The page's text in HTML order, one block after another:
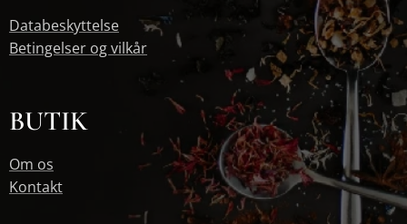
Databeskyttelse
Betingelser og vilkår
BUTIK
Om os
Kontakt